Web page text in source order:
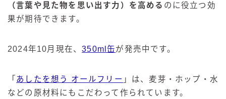
（言葉や見た物を思い出す力）を高める のに役立つ効
果が期待できます。
2024年10月現在、350ml缶が発売中です。
「 あしたを想う オールフリー 」は、麦芽・ホップ・水
などの原材料にもこだわって作られています。